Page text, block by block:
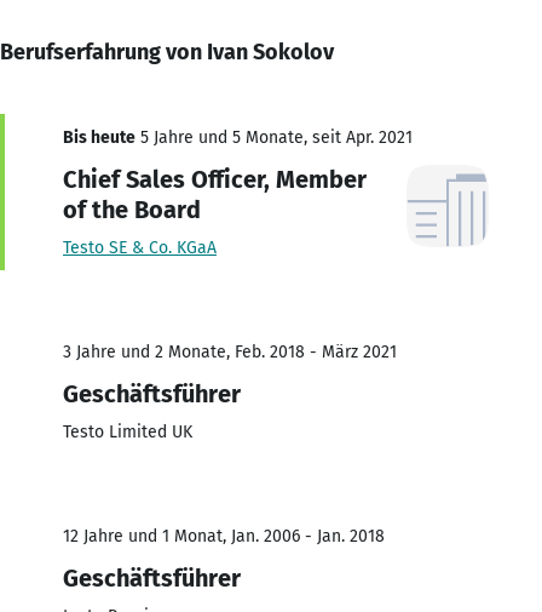
Berufserfahrung von Ivan Sokolov
Bis heute 5 Jahre und 5 Monate, seit Apr. 2021
Chief Sales Officer, Member
of the Board
Testo SE & Co. KGaA
3 Jahre und 2 Monate, Feb. 2018 - März 2021
Geschäftsführer
Testo Limited UK
12 Jahre und 1 Monat, Jan. 2006 - Jan. 2018
Geschäftsführer